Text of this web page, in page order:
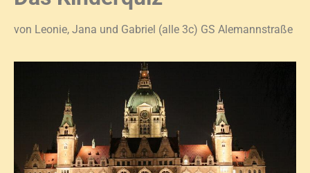
von Leonie, Jana und Gabriel (alle 3c) GS Alemannstraße